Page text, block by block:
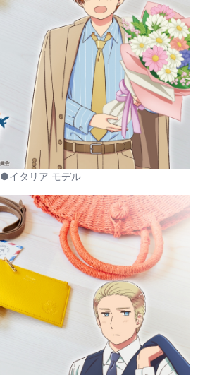
●イタリア モデル